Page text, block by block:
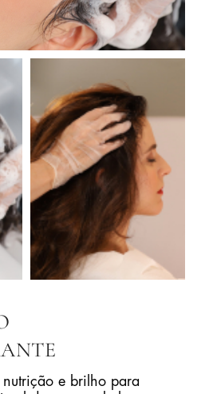
nutrição e brilho para